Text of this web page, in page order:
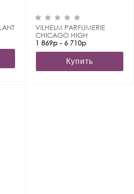
VILHELM PARFUMERIE
CHICAGO HIGH
1 869р - 6 710р
Купить